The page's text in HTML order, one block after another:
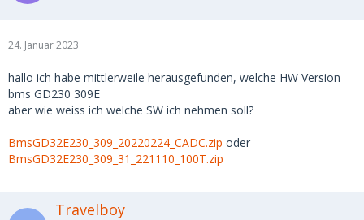
24. Januar 2023
hallo ich habe mittlerweile herausgefunden, welche HW Version
bms GD230 309E
aber wie weiss ich welche SW ich nehmen soll?
BmsGD32E230_309_20220224_CADC.zip oder
BmsGD32E230_309_31_221110_100T.zip
Travelboy